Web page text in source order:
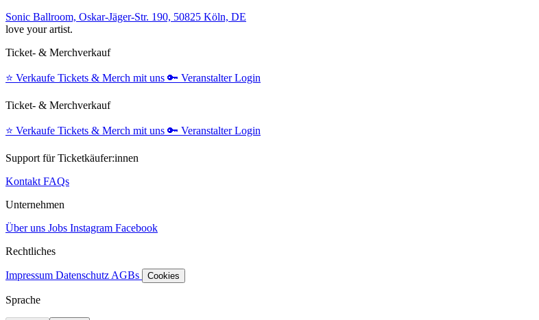
Sonic Ballroom, Oskar-Jäger-Str. 190, 50825 Köln, DE
love your artist.
Ticket- & Merchverkauf
⭐️ Verkaufe Tickets & Merch mit uns 🔑 Veranstalter Login
Ticket- & Merchverkauf
⭐️ Verkaufe Tickets & Merch mit uns 🔑 Veranstalter Login
Support für Ticketkäufer:innen
Kontakt FAQs
Unternehmen
Über uns Jobs Instagram Facebook
Rechtliches
Impressum Datenschutz AGBs Cookies
Sprache